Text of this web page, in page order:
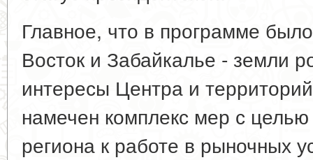
Главное, что в программе
Восток и Забайкалье - земли
интересы Центра и
намечен комплекс мер с
региона к работе в рыночных